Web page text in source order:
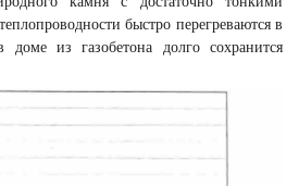
быстро перегреваются в
из газобетона долго сохранится